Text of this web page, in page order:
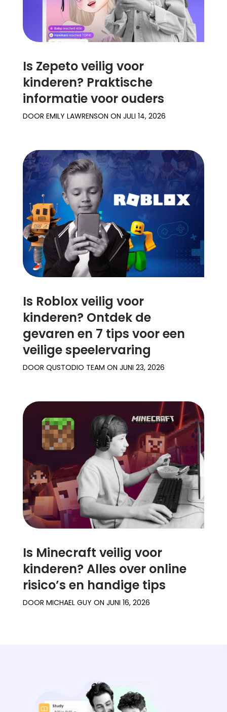
Is Zepeto veilig voor
kinderen? Praktische
informatie voor ouders
DOOR EMILY LAWRENSON ON JULI 14, 2026
Is Roblox veilig voor
kinderen? Ontdek de
gevaren en 7 tips voor een
veilige speelervaring
DOOR QUSTODIO TEAM ON JUNI 23, 2026
Is Minecraft veilig voor
kinderen? Alles over online
risico’s en handige tips
DOOR MICHAEL GUY ON JUNI 16, 2026